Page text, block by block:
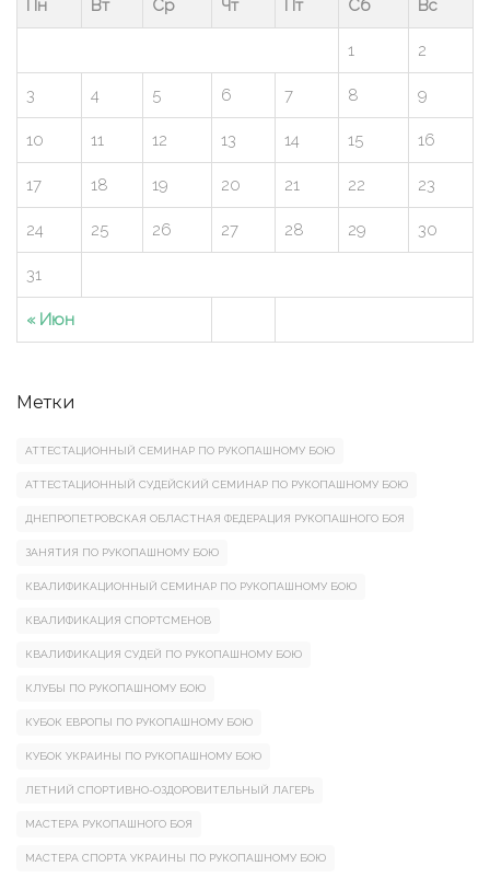
Пн Вт Ср Чт Пт Сб Вс
« Июн
1 2
3 4 5 6 7 8 9
10 11 12 13 14 15 16
17 18 19 20 21 22 23
24 25 26 27 28 29 30
31
Метки
АТТЕСТАЦИОННЫЙ СЕМИНАР ПО РУКОПАШНОМУ БОЮ
АТТЕСТАЦИОННЫЙ СУДЕЙСКИЙ СЕМИНАР ПО РУКОПАШНОМУ БОЮ
ДНЕПРОПЕТРОВСКАЯ ОБЛАСТНАЯ ФЕДЕРАЦИЯ РУКОПАШНОГО БОЯ
ЗАНЯТИЯ ПО РУКОПАШНОМУ БОЮ
КВАЛИФИКАЦИОННЫЙ СЕМИНАР ПО РУКОПАШНОМУ БОЮ
КВАЛИФИКАЦИЯ СПОРТСМЕНОВ
КВАЛИФИКАЦИЯ СУДЕЙ ПО РУКОПАШНОМУ БОЮ
КЛУБЫ ПО РУКОПАШНОМУ БОЮ
КУБОК ЕВРОПЫ ПО РУКОПАШНОМУ БОЮ
КУБОК УКРАИНЫ ПО РУКОПАШНОМУ БОЮ
ЛЕТНИЙ СПОРТИВНО-ОЗДОРОВИТЕЛЬНЫЙ ЛАГЕРЬ
МАСТЕРА РУКОПАШНОГО БОЯ
МАСТЕРА СПОРТА УКРАИНЫ ПО РУКОПАШНОМУ БОЮ